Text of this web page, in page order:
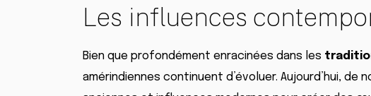
Les influences
Bien que profondément enracinées dans les
amérindiennes continuent d’évoluer. Aujourd’hui,